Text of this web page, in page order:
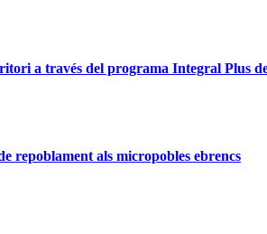
a través del programa Integral Plus
repoblament als micropobles ebrencs